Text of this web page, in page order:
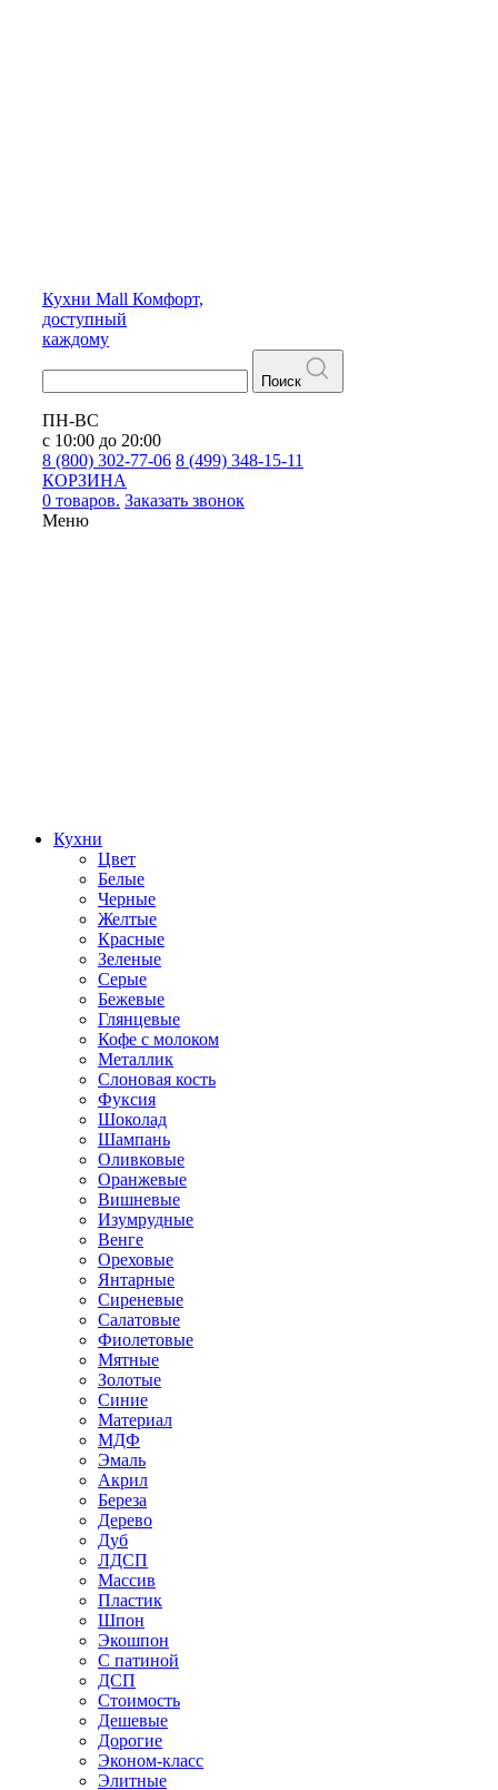
Кухни Mall Комфорт,
доступный
каждому
Поиск
ПН-ВС
с 10:00 до 20:00
8 (800) 302-77-06 8 (499) 348-15-11
КОРЗИНА
0 товаров. Заказать звонок
Меню
Кухни
Цвет
Белые
Черные
Желтые
Красные
Зеленые
Серые
Бежевые
Глянцевые
Кофе с молоком
Металлик
Слоновая кость
Фуксия
Шоколад
Шампань
Оливковые
Оранжевые
Вишневые
Изумрудные
Венге
Ореховые
Янтарные
Сиреневые
Салатовые
Фиолетовые
Мятные
Золотые
Синие
Материал
МДФ
Эмаль
Акрил
Береза
Дерево
Дуб
ЛДСП
Массив
Пластик
Шпон
Экошпон
С патиной
ДСП
Стоимость
Дешевые
Дорогие
Эконом-класс
Элитные